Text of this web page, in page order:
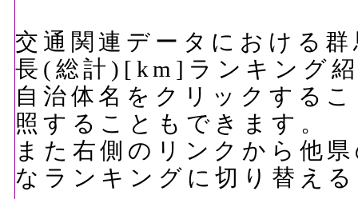
交通関連データにおける
長(総計)[km]ランキング
自治体名をクリックする
照することもできます。
また右側のリンクから他
なランキングに切り替え